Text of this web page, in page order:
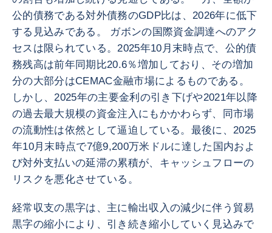
公的債務である対外債務のGDP比は、2026年に低下
する見込みである。 ガボンの国際資金調達へのアク
セスは限られている。2025年10月末時点で、公的債
務残高は前年同期比20.6％増加しており、その増加
分の大部分はCEMAC金融市場によるものである。
しかし、2025年の主要金利の引き下げや2021年以降
の過去最大規模の資金注入にもかかわらず、同市場
の流動性は依然として逼迫している。最後に、2025
年10月末時点で7億9,200万米ドルに達した国内およ
び対外支払いの延滞の累積が、キャッシュフローの
リスクを悪化させている。
経常収支の黒字は、主に輸出収入の減少に伴う貿易
黒字の縮小により、引き続き縮小していく見込みで